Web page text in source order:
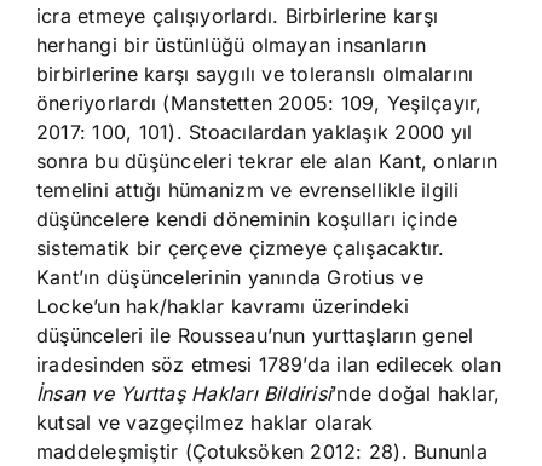
icra etmeye çalışıyorlardı. Birbirlerine karşı
herhangi bir üstünlüğü olmayan insanların
birbirlerine karşı saygılı ve toleranslı olmalarını
öneriyorlardı (Manstetten 2005: 109, Yeşilçayır,
2017: 100, 101). Stoacılardan yaklaşık 2000 yıl
sonra bu düşünceleri tekrar ele alan Kant, onların
temelini attığı hümanizm ve evrensellikle ilgili
düşüncelere kendi döneminin koşulları içinde
sistematik bir çerçeve çizmeye çalışacaktır.
Kant’ın düşüncelerinin yanında Grotius ve
Locke’un hak/haklar kavramı üzerindeki
düşünceleri ile Rousseau’nun yurttaşların genel
iradesinden söz etmesi 1789’da ilan edilecek olan
İnsan ve Yurttaş Hakları Bildirisi’nde doğal haklar,
kutsal ve vazgeçilmez haklar olarak
maddeleşmiştir (Çotuksöken 2012: 28). Bununla